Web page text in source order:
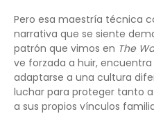
Pero esa maestría técnica
narrativa que se siente
patrón que vimos en The
ve forzada a huir,
adaptarse a una cultura
luchar para proteger tanto
a sus propios vínculos